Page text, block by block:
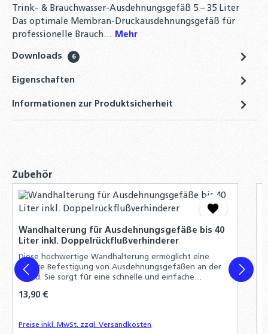
Digitales Vordruck Prüfgerät max. 7 bar,
Manometer, Vordruckmeßgerät für
2,90 €
Trink- & Brauchwasser-Ausdehnungsgefäß 5 – 35 Liter
Das optimale Membran-Druckausdehnungsgefäß für
professionelle Brauch… Mehr
Downloads 6
Eigenschaften
Informationen zur Produktsicherheit
Produktgalerie überspringen
Zubehör
Wandhalterung für Ausdehnungsgefäße bis 40
Liter inkl. Doppelrückflußverhinderer
Diese hochwertige Wandhalterung ermöglicht eine
sichere Befestigung von Ausdehnungsgefäßen an der
Wand. Sie sorgt für eine schnelle und einfache
Regulärer Preis:
13,90 €
Preise inkl. MwSt. zzgl. Versandkosten